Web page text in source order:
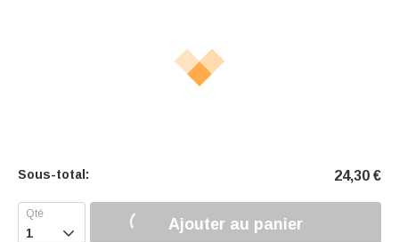
Sous-total: 24,30 €
 Ajouter au panier